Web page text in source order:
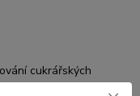
cukrářských